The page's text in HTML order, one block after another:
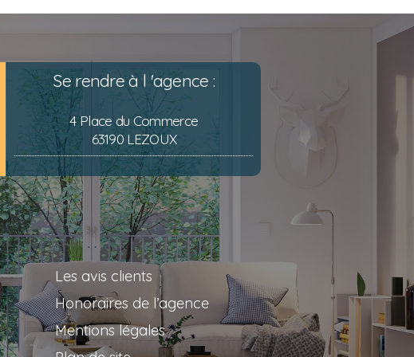
Se rendre à l 'agence :
4 Place du Commerce
63190 LEZOUX
Les avis clients
Honoraires de l’agence
Mentions légales